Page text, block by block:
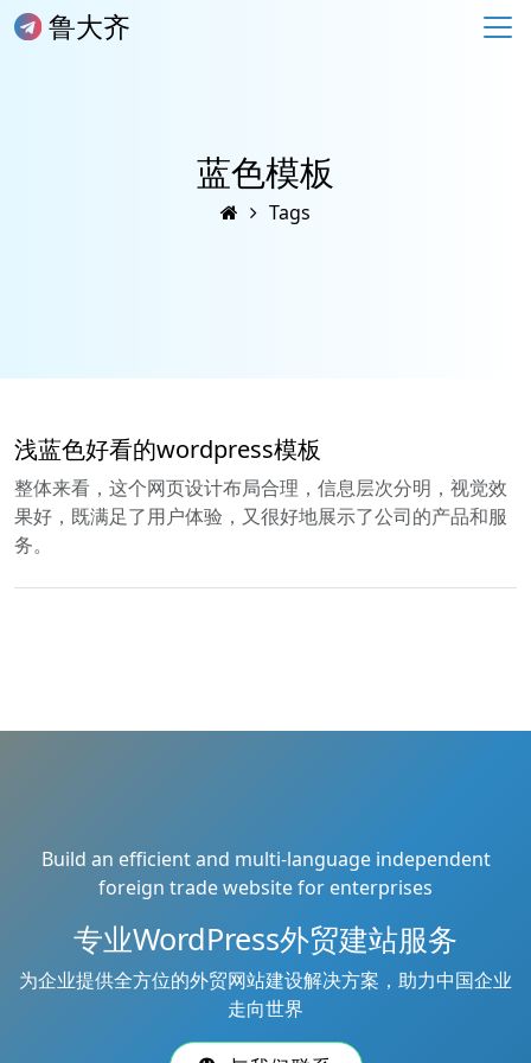
鲁大齐
蓝色模板
Tags
浅蓝色好看的wordpress模板
整体来看，这个网页设计布局合理，信息层次分明，视觉效
果好，既满足了用户体验，又很好地展示了公司的产品和服
务。
Build an efficient and multi-language independent
foreign trade website for enterprises
专业WordPress外贸建站服务
为企业提供全方位的外贸网站建设解决方案，助力中国企业
走向世界